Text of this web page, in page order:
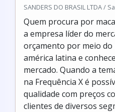
SANDERS DO BRASIL LTDA /
Quem procura por
a empresa líder do
orçamento por meio
américa latina e
mercado. Quando a
na Frequência X é
qualidade com preços
clientes de diversos